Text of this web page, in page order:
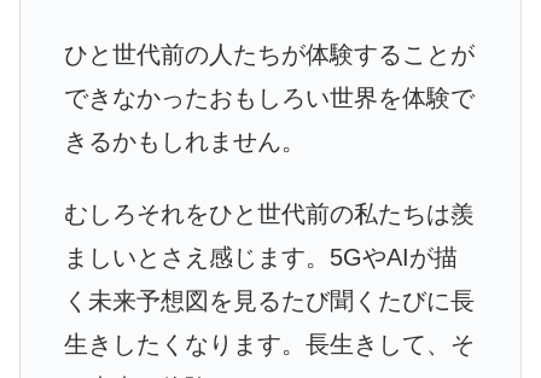
ひと世代前の人たちが体験することが
できなかったおもしろい世界を体験で
きるかもしれません。
むしろそれをひと世代前の私たちは羨
ましいとさえ感じます。5GやAIが描
く未来予想図を見るたび聞くたびに長
生きしたくなります。長生きして、そ